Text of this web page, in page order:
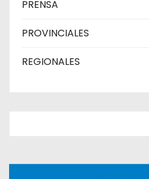
PRENSA
PROVINCIALES
REGIONALES